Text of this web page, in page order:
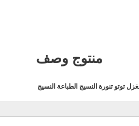
منتوج وصف
تنورة النسيج الطباعة النسيج